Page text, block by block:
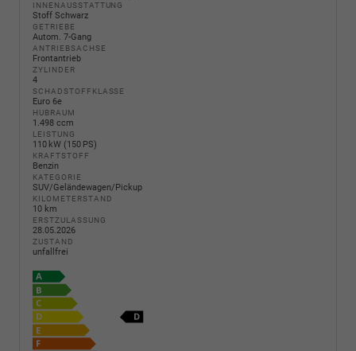
INNENAUSSTATTUNG
Stoff Schwarz
GETRIEBE
Autom. 7-Gang
ANTRIEBSACHSE
Frontantrieb
ZYLINDER
4
SCHADSTOFFKLASSE
Euro 6e
HUBRAUM
1.498 ccm
LEISTUNG
110 kW (150 PS)
KRAFTSTOFF
Benzin
KATEGORIE
SUV/Geländewagen/Pickup
KILOMETERSTAND
10 km
ERSTZULASSUNG
28.05.2026
ZUSTAND
unfallfrei